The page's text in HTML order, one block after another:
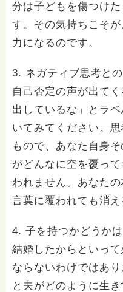
分は子どもを傷つけ
す。その気持ちこそ
力になるのです。
3. ネガティブ思考と
自己否定の声が出て
出しているな」とラ
いてみてください。
もので、あなた自身
がどんなに空を覆っ
われません。あなた
言葉に覆われても消え
4. 子を持つかどうか
結婚したからといっ
ならないわけではあ
と夫がどのように生